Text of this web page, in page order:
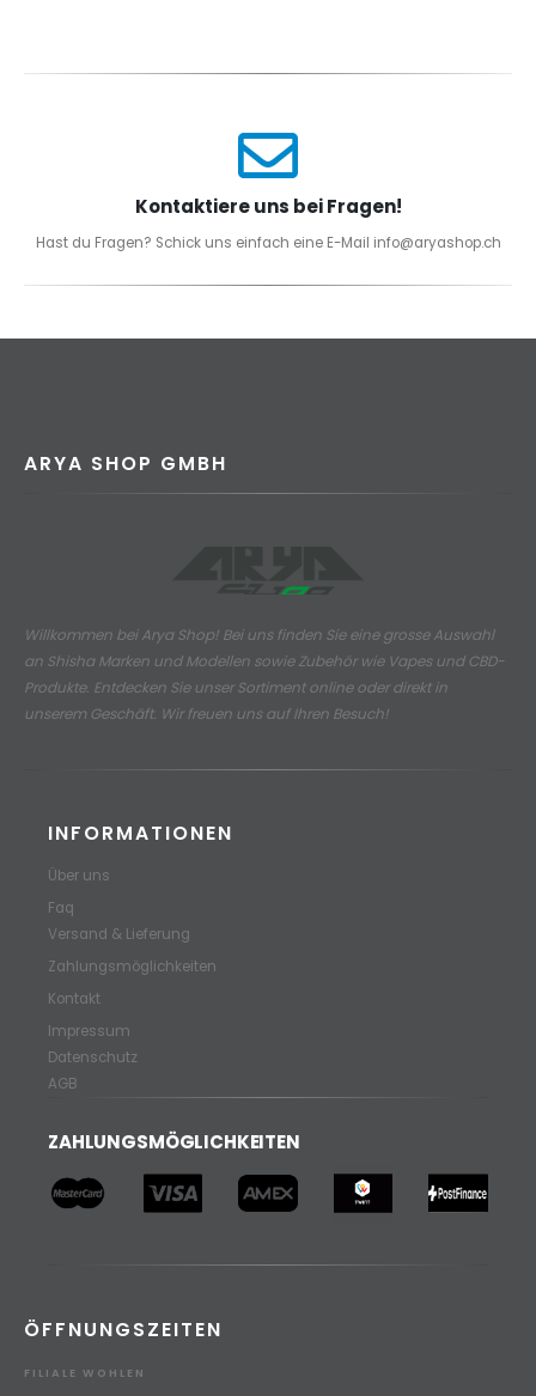
Kontaktiere uns bei Fragen!
Hast du Fragen? Schick uns einfach eine E-Mail info@aryashop.ch
ARYA SHOP GMBH
Willkommen bei Arya Shop! Bei uns finden Sie eine grosse Auswahl
an Shisha Marken und Modellen sowie Zubehör wie Vapes und CBD-
Produkte. Entdecken Sie unser Sortiment online oder direkt in
unserem Geschäft. Wir freuen uns auf Ihren Besuch!
INFORMATIONEN
Über uns
Faq
Versand & Lieferung
Zahlungsmöglichkeiten
Kontakt
Impressum
Datenschutz
AGB
ZAHLUNGSMÖGLICHKEITEN
ÖFFNUNGSZEITEN
FILIALE WOHLEN